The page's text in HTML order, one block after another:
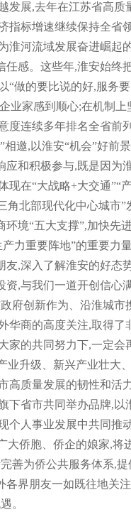
发展,去年在江苏省高质
指标增速继续保持全省
淮河流域发展奋进崛起
任感。这些年,淮安始终
“做的要比说的好,服务
业家感到顺心;在机制
度连续多年排名全省前
邀,以淮安“机会”好前
应和积极参与,既是因为
现在“大战略+大交通”“
角北部现代化中心城市
境“五大支撑”,加快先
力重要阵地”的重要力
友,深入了解淮安的好态
,与我们一道开创信心
府创新作为、沿淮城
华商的高度关注,取得
家的共同努力下,一定
业升级、新兴产业壮大
高质量发展的韧性和活
下省市共同举办品牌,
个人事业发展中共同推
大侨胞、侨企的娘家,将
善为侨公共服务体系,
界朋友一如既往地关
。